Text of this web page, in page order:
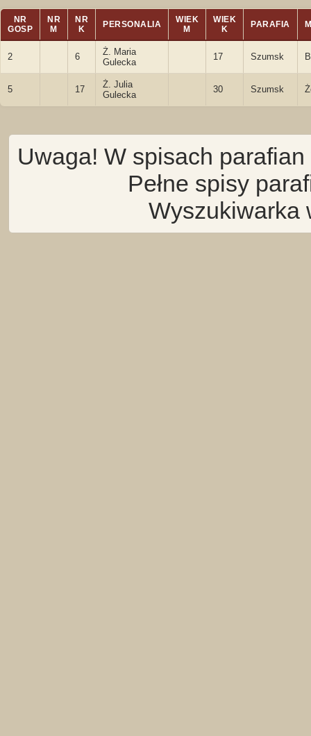
NR
GOSP
NR
M
NR
K
PERSONALIA
WIEK
M
WIEK
K
PARAFIA
2 6
Ż. Maria
Gulecka
17 Szumsk
5 17
Ż. Julia
Gulecka
30 Szumsk
Uwaga! W spisach
Pełne spisy
Wyszukiwarka